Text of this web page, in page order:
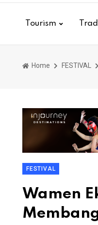
Tourism
Home FESTIVAL
FESTIVAL
Wamen